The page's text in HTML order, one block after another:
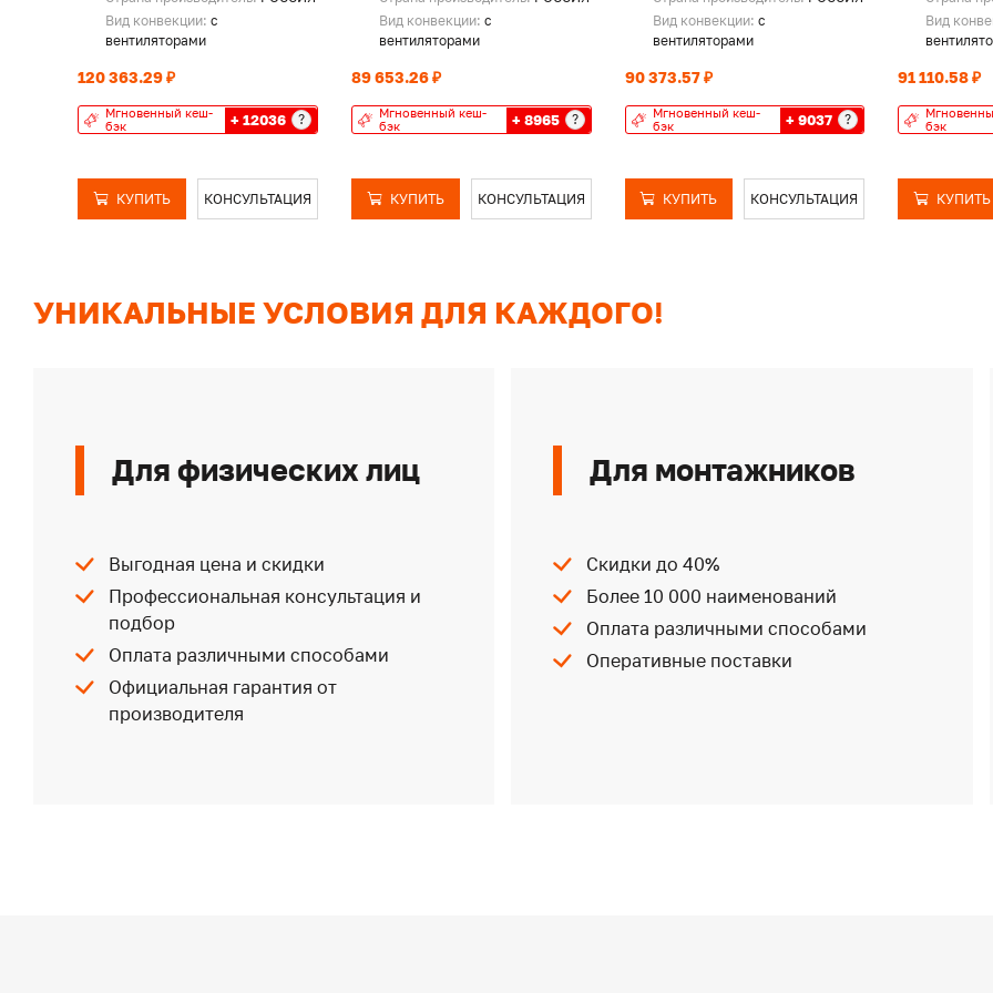
Вид конвекции: с
вентиляторами
120 363.29 ₽
Мгновенный кеш-
бэк
+ 12036 ?
КУПИТЬ КОНСУЛЬТАЦИЯ
Вид конвекции: с
вентиляторами
89 653.26 ₽
Мгновенный кеш-
бэк
+ 8965 ?
КУПИТЬ КОНСУЛЬТАЦИЯ
Вид конвекции: с
вентиляторами
90 373.57 ₽
Мгновенный кеш-
бэк
+ 9037 ?
КУПИТЬ КОНСУЛЬТАЦИЯ
Вид
91 110.58 ₽
бэк
КУПИТЬ
УНИКАЛЬНЫЕ УСЛОВИЯ ДЛЯ КАЖДОГО!
Для физических лиц
Выгодная цена и скидки
Профессиональная консультация и
подбор
Оплата различными способами
Официальная гарантия от
производителя
Для монтажников
Скидки до 40%
Более 10 000 наименований
Оплата различными способами
Оперативные поставки